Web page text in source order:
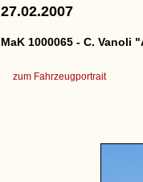
27.02.2007
MaK 1000065 - C. Vanoli
zum Fahrzeugportrait